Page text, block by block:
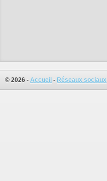
© 2026 - Accueil - Réseaux sociaux